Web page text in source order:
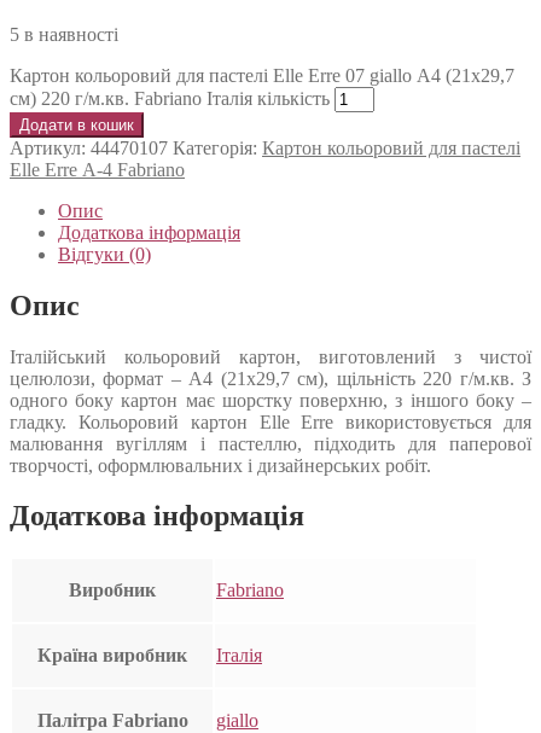
5 в наявності
Картон кольоровий для пастелі Elle Erre 07 giallo А4 (21х29,7
см) 220 г/м.кв. Fabriano Італія кількість
Додати в кошик
Артикул: 44470107 Категорія: Картон кольоровий для пастелі
Elle Erre А-4 Fabriano
Опис
Додаткова інформація
Відгуки (0)
Опис
Італійський кольоровий картон, виготовлений з чистої
целюлози, формат – А4 (21х29,7 см), щільність 220 г/м.кв. З
одного боку картон має шорстку поверхню, з іншого боку –
гладку. Кольоровий картон Elle Erre використовується для
малювання вугіллям і пастеллю, підходить для паперової
творчості, оформлювальних і дизайнерських робіт.
Додаткова інформація
Виробник Fabriano
Країна виробник Італія
Палітра Fabriano giallo